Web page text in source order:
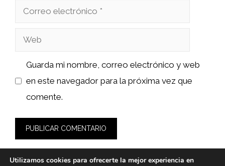
Correo
Web
Guarda mi nombre, correo electrónico y web
en este navegador para la próxima vez que
comente.
Utilizamos cookies para ofrecerte la mejor experiencia en